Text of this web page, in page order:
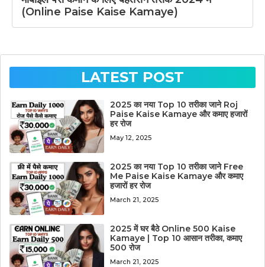
(Online Paise Kaise Kamaye)
LATEST POST
2025 का नया Top 10 तरीका जाने Roj
Paise Kaise Kamaye और कमाए हजारों
हर रोज
May 12, 2025
2025 का नया Top 10 तरीका जाने Free
Me Paise Kaise Kamaye और कमाए
हजारों हर रोज
March 21, 2025
2025 में घर बैठे Online 500 Kaise
Kamaye | Top 10 आसान तरीका, कमाए
500 रोज
March 21, 2025